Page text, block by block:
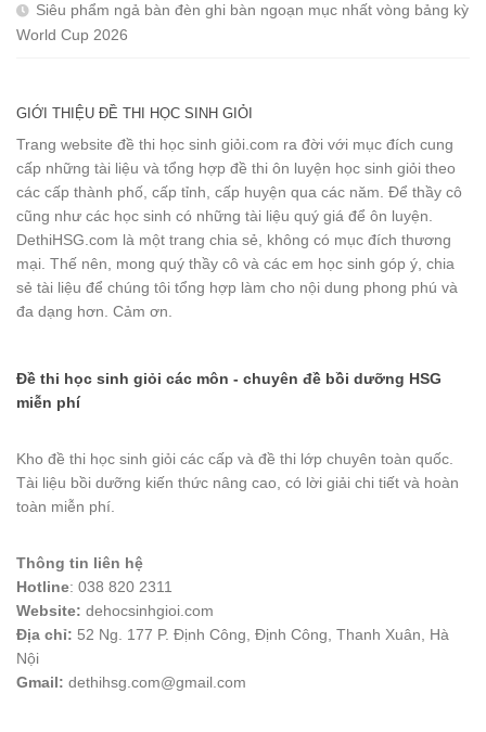
Siêu phẩm ngả bàn đèn ghi bàn ngoạn mục nhất vòng bảng kỳ
World Cup 2026
GIỚI THIỆU ĐỀ THI HỌC SINH GIỎI
Trang website đề thi học sinh giỏi.com ra đời với mục đích cung
cấp những tài liệu và tổng hợp đề thi ôn luyện học sinh giỏi theo
các cấp thành phố, cấp tỉnh, cấp huyện qua các năm. Để thầy cô
cũng như các học sinh có những tài liệu quý giá để ôn luyện.
DethiHSG.com là một trang chia sẻ, không có mục đích thương
mại. Thế nên, mong quý thầy cô và các em học sinh góp ý, chia
sẻ tài liệu để chúng tôi tổng hợp làm cho nội dung phong phú và
đa dạng hơn. Cảm ơn.
Đề thi học sinh giỏi các môn - chuyên đề bồi dưỡng HSG
miễn phí
Kho đề thi học sinh giỏi các cấp và đề thi lớp chuyên toàn quốc.
Tài liệu bồi dưỡng kiến thức nâng cao, có lời giải chi tiết và hoàn
toàn miễn phí.
Thông tin liên hệ
Hotline: 038 820 2311
Website: dehocsinhgioi.com
Địa chỉ: 52 Ng. 177 P. Định Công, Định Công, Thanh Xuân, Hà
Nội
Gmail: dethihsg.com@gmail.com